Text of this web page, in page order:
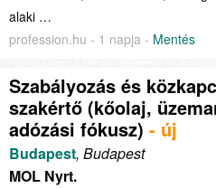
alaki …
profession.hu - 1 napja - Mentés
Szabályozás és
szakértő (kőolaj,
adózási fókusz) - új
Budapest, Budapest
MOL Nyrt.